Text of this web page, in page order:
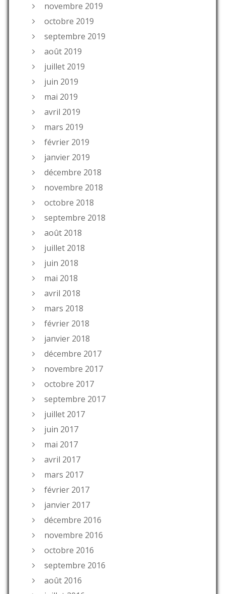
novembre 2019
octobre 2019
septembre 2019
août 2019
juillet 2019
juin 2019
mai 2019
avril 2019
mars 2019
février 2019
janvier 2019
décembre 2018
novembre 2018
octobre 2018
septembre 2018
août 2018
juillet 2018
juin 2018
mai 2018
avril 2018
mars 2018
février 2018
janvier 2018
décembre 2017
novembre 2017
octobre 2017
septembre 2017
juillet 2017
juin 2017
mai 2017
avril 2017
mars 2017
février 2017
janvier 2017
décembre 2016
novembre 2016
octobre 2016
septembre 2016
août 2016